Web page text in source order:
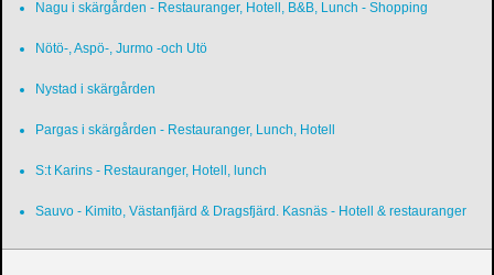
Nagu i skärgården - Restauranger, Hotell, B&B, Lunch - Shopping
Nötö-, Aspö-, Jurmo -och Utö
Nystad i skärgården
Pargas i skärgården - Restauranger, Lunch, Hotell
S:t Karins - Restauranger, Hotell, lunch
Sauvo - Kimito, Västanfjärd & Dragsfjärd. Kasnäs - Hotell & restauranger